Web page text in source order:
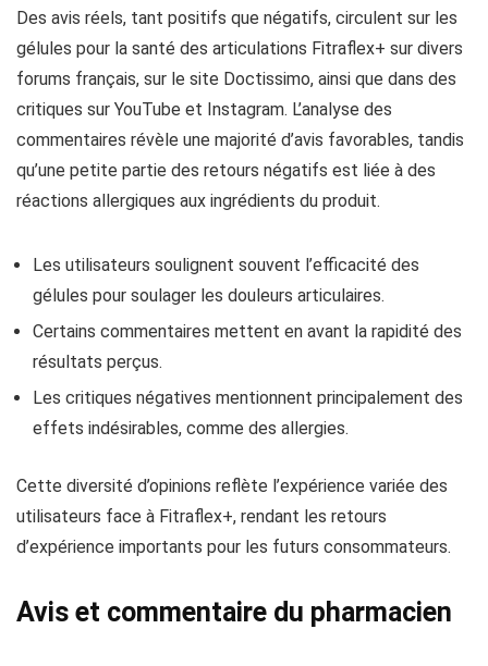
Des avis réels, tant positifs que négatifs, circulent sur les
gélules pour la santé des articulations Fitraflex+ sur divers
forums français, sur le site Doctissimo, ainsi que dans des
critiques sur YouTube et Instagram. L’analyse des
commentaires révèle une majorité d’avis favorables, tandis
qu’une petite partie des retours négatifs est liée à des
réactions allergiques aux ingrédients du produit.
Les utilisateurs soulignent souvent l’efficacité des
gélules pour soulager les douleurs articulaires.
Certains commentaires mettent en avant la rapidité des
résultats perçus.
Les critiques négatives mentionnent principalement des
effets indésirables, comme des allergies.
Cette diversité d’opinions reflète l’expérience variée des
utilisateurs face à Fitraflex+, rendant les retours
d’expérience importants pour les futurs consommateurs.
Avis et commentaire du pharmacien